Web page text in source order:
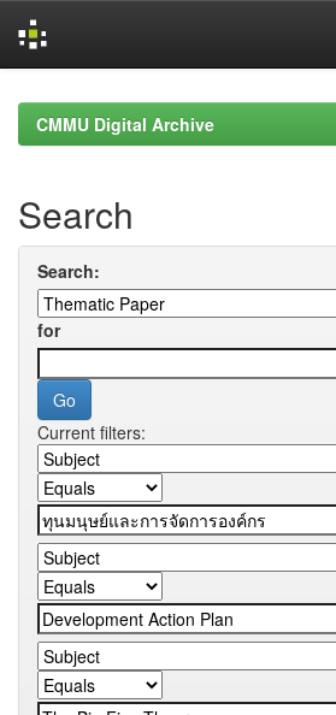
navigationCMMU Digital Archive
Search
Search:
for
Current filters: